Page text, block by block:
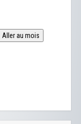
Aller au mois